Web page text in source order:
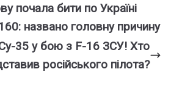
почала бити по Україні
названо головну причину
35 у бою з F-16 ЗСУ! Хто
роcійського пiлота?